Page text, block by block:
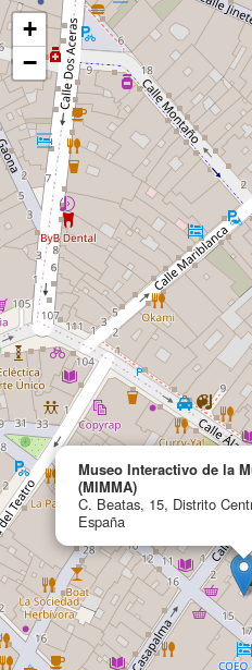
Museo Interactivo de la
(MIMMA)
C. Beatas, 15, Distrito
España
+
−